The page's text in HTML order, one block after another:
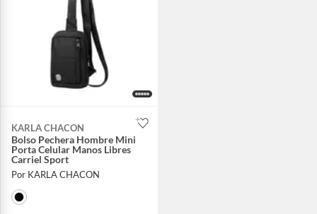
KARLA CHACON
Bolso Pechera Hombre Mini
Porta Celular Manos Libres
Carriel Sport
Por KARLA CHACON